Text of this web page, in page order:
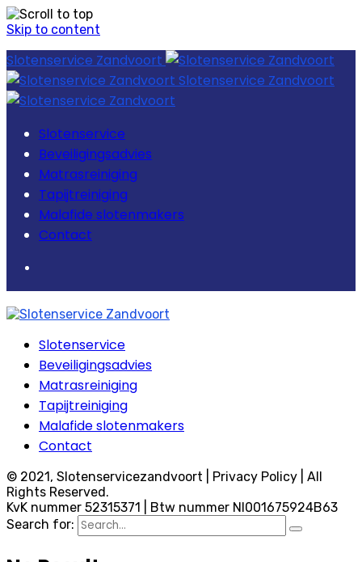
Skip to content
Slotenservice Zandvoort
Slotenservice Zandvoort
Slotenservice
Beveiligingsadvies
Matrasreiniging
Tapijtreiniging
Malafide slotenmakers
Contact
Slotenservice
Beveiligingsadvies
Matrasreiniging
Tapijtreiniging
Malafide slotenmakers
Contact
© 2021, Slotenservicezandvoort | Privacy Policy | All
Rights Reserved.
KvK nummer 52315371 | Btw nummer Nl001675924B63
Search for: